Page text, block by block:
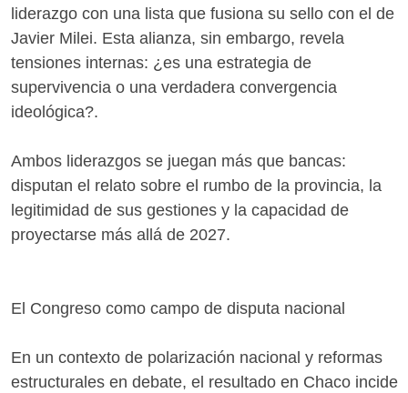
liderazgo con una lista que fusiona su sello con el de
Javier Milei. Esta alianza, sin embargo, revela
tensiones internas: ¿es una estrategia de
supervivencia o una verdadera convergencia
ideológica?.
Ambos liderazgos se juegan más que bancas:
disputan el relato sobre el rumbo de la provincia, la
legitimidad de sus gestiones y la capacidad de
proyectarse más allá de 2027.
El Congreso como campo de disputa nacional
En un contexto de polarización nacional y reformas
estructurales en debate, el resultado en Chaco incide